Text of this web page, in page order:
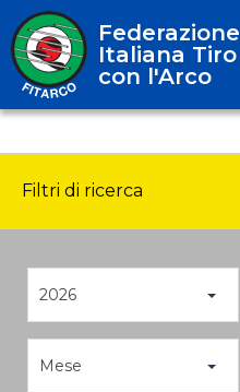
Federazione
Italiana Tiro
con l'Arco
Filtri di ricerca
2026
Mese